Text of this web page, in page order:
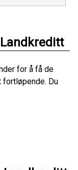
for å få de
Du